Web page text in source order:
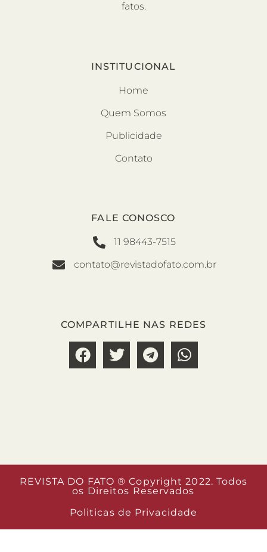
fatos.
INSTITUCIONAL
Home
Quem Somos
Publicidade
Contato
FALE CONOSCO
11 98443-7515
contato@revistadofato.com.br
COMPARTILHE NAS REDES
REVISTA DO FATO ® Copyright 2022. Todos
os Direitos Reservados
Politicas de Privacidade